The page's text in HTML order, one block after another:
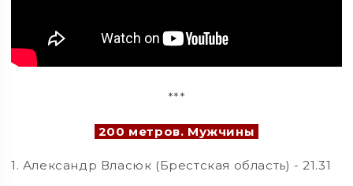
***
200 метров. Мужчины
1. Александр Власюк (Брестская область) - 21.31